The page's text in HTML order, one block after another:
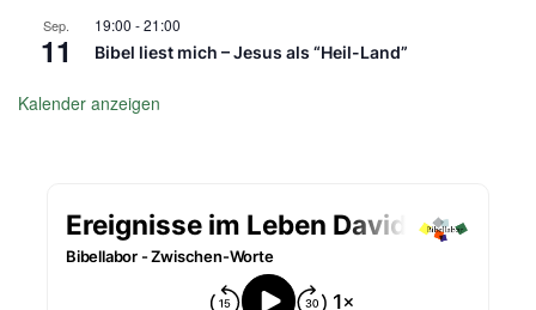
Sep.
11
19:00 -21:00
Bibel liest mich – Jesus als “Heil-Land”
Kalender anzeigen